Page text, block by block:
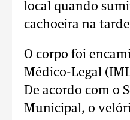
local quando
cachoeira na
O corpo foi
Médico-Legal
De acordo com o
Municipal, o